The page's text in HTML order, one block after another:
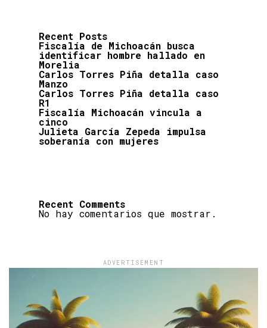
Recent Posts
Fiscalía de Michoacán busca
identificar hombre hallado en
Morelia
Carlos Torres Piña detalla caso
Manzo
Carlos Torres Piña detalla caso
R1
Fiscalía Michoacán vincula a
cinco
Julieta García Zepeda impulsa
soberanía con mujeres
Recent Comments
No hay comentarios que mostrar.
ADVERTISEMENT